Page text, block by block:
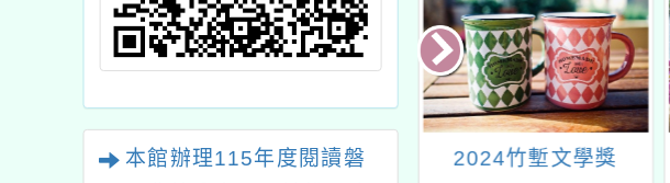
本館辦理115年度閱讀磐
屋區新屋國民
大坑國民小學辦理「桃
2024竹塹文學獎